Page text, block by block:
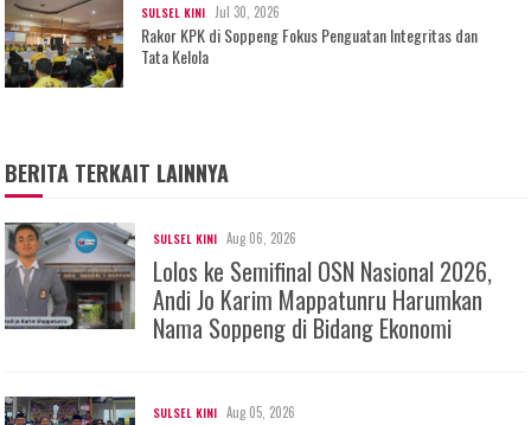
SULSEL KINI Jul 30, 2026
Rakor KPK di Soppeng Fokus Penguatan Integritas dan
Tata Kelola
BERITA TERKAIT LAINNYA
SULSEL KINI Aug 06, 2026
Lolos ke Semifinal OSN Nasional 2026,
Andi Jo Karim Mappatunru Harumkan
Nama Soppeng di Bidang Ekonomi
SULSEL KINI Aug 05, 2026